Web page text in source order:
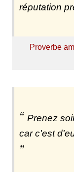
réputation
Proverbe
Prenez
car c'est